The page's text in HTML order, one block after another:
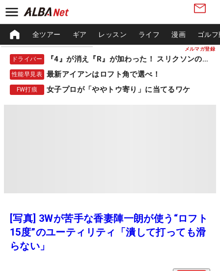
メルマガ登録
全ツアー ギア レッスン ライフ 漫画 ゴル
ドライバー 『4』が消え『R』が加わった！ スリクソンの新作
性能早見表 最新アイアンはロフト角で選べ！
FW打痕 女子プロが「ややトウ寄り」に当てるワケ
[写真] 3Wが苦手な香妻陣一朗が使う“ロフト
15度”のユーティリティ「潰して打っても滑
らない」